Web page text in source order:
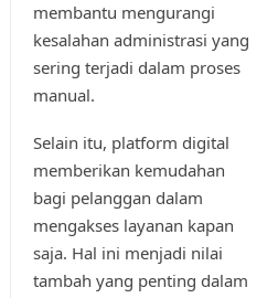
membantu mengurangi
kesalahan administrasi yang
sering terjadi dalam proses
manual.
Selain itu, platform digital
memberikan kemudahan
bagi pelanggan dalam
mengakses layanan kapan
saja. Hal ini menjadi nilai
tambah yang penting dalam